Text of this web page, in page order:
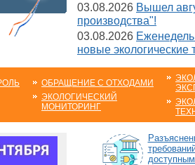
03.08.2026 Вышел
производства"!
03.08.2026
новые экологические
ОБРАЩЕНИЕ С ОТХОДАМИ
ЭКОЛОГИЧЕСКИЙ
МОНИТОРИНГ